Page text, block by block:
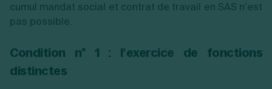
cumul mandat social et contrat de travail en SAS n’est
pas possible.
Condition n° 1 : l’exercice de fonctions
distinctes